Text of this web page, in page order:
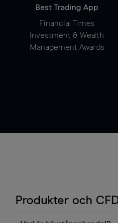
Best Trading App
Financial Times
Investment & Wealth
Management Awards
Produkter och